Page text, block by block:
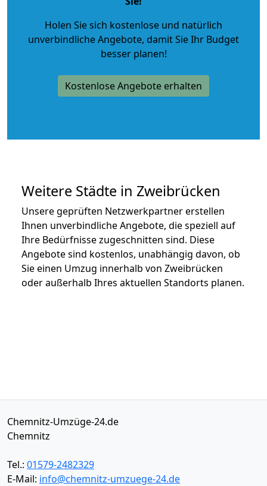
Holen Sie sich kostenlose und natürlich
unverbindliche Angebote, damit Sie Ihr Budget
besser planen!
Kostenlose Angebote erhalten
Weitere Städte in Zweibrücken
Unsere geprüften Netzwerkpartner erstellen
Ihnen unverbindliche Angebote, die speziell auf
Ihre Bedürfnisse zugeschnitten sind. Diese
Angebote sind kostenlos, unabhängig davon, ob
Sie einen Umzug innerhalb von Zweibrücken
oder außerhalb Ihres aktuellen Standorts planen.
Chemnitz-Umzüge-24.de
Chemnitz
Tel.: 01579-2482329
E-Mail: info@chemnitz-umzuege-24.de